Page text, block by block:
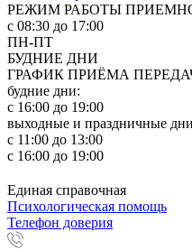
РЕЖИМ РАБОТЫ
с 08:30 до 17:00
ПН-ПТ
БУДНИЕ ДНИ
ГРАФИК ПРИЁМА
будние дни:
с 16:00 до 19:00
выходные и праздничные
с 11:00 до 13:00
с 16:00 до 19:00
Единая справочная
Психологическая помощь
Телефон доверия